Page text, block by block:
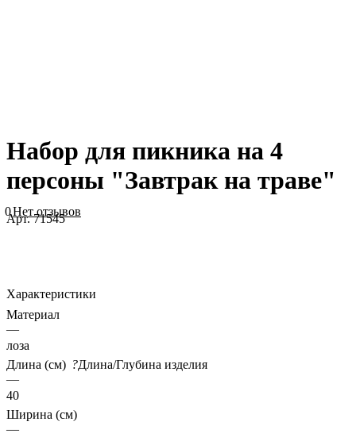
Набор для пикника на 4
персоны "Завтрак на траве"
0Нет отзывов
Арт.71545
Характеристики
Материал
—
лоза
Длина (см) ?Длина/Глубина изделия
—
40
Ширина (см)
—